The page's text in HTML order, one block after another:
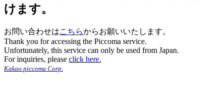
けます。
お問い合わせはこちらからお願いいたします。
Thank you for accessing the Piccoma service.
Unfortunately, this service can only be used from Japan.
For inquiries, please click here.
Kakao piccoma Corp.